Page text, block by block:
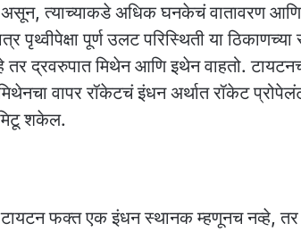
त्याच्याकडे अधिक घनकेचं वातावरण आणि
पृथ्वीपेक्षा पूर्ण उलट परिस्थिती या
तर द्रवरुपात मिथेन आणि इथेन वाहतो.
वापर रॉकेटचं इंधन अर्थात रॉकेट
शकेल.
टायटन फक्त एक इंधन स्थानक म्हणूनच नव्हे, तर